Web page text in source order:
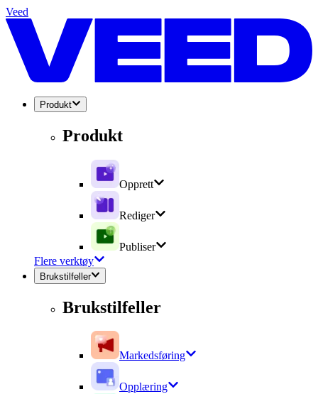
Veed
Produkt
Produkt
Opprett
Rediger
Publiser
Flere verktøy
Brukstilfeller
Brukstilfeller
Markedsføring
Opplæring